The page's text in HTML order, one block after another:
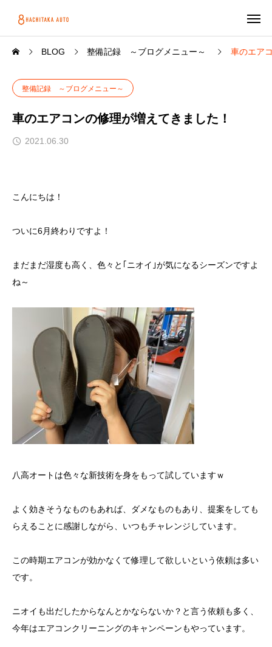
BLOG 整備記録 ～ブログメニュー～ 車のエア
整備記録 ～ブログメニュー～
車のエアコンの修理が増えてきました！
2021.06.30
こんにちは！
ついに6月終わりですよ！
まだまだ湿度も高く、色々と｢ニオイ｣が気になるシーズンですよ
ね～
八高オートは色々な新技術を身をもって試していますｗ
よく効きそうなものもあれば、ダメなものもあり、提案をしても
らえることに感謝しながら、いつもチャレンジしています。
この時期エアコンが効かなくて修理して欲しいという依頼は多い
です。
ニオイも出だしたからなんとかならないか？と言う依頼も多く、
今年はエアコンクリーニングのキャンペーンもやっています。